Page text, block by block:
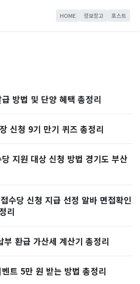
HOME 정보창고 포스트
방법 및 단양 혜택 총정리
신청 9기 만기 퀴즈 총정리
지원 대상 신청 방법 경기도 부산
수당 신청 지급 선정 알바 면접확인
리
부 환급 가산세 계산기 총정리
트 5만 원 받는 방법 총정리